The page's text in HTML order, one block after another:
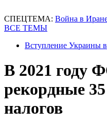
СПЕЦТЕМА: Война в
ВСЕ ТЕМЫ
Вступление Украины
В 2021 году
рекордные
налогов